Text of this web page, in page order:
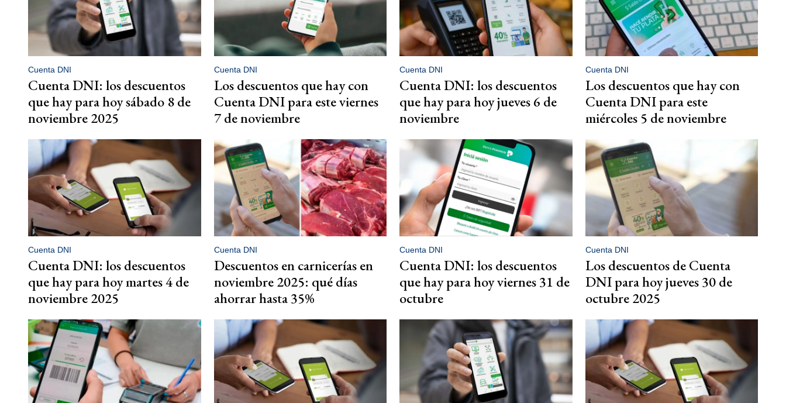
Cuenta DNI
Cuenta DNI: los descuentos
que hay para hoy sábado 8 de
noviembre 2025
Cuenta DNI
Los descuentos que hay con
Cuenta DNI para este viernes
7 de noviembre
Cuenta DNI
Cuenta DNI: los descuentos
que hay para hoy jueves 6 de
noviembre
Cuenta DNI
Los descuentos que hay con
Cuenta DNI para este
miércoles 5 de noviembre
Cuenta DNI
Cuenta DNI: los descuentos
que hay para hoy martes 4 de
noviembre 2025
Cuenta DNI
Descuentos en carnicerías en
noviembre 2025: qué días
ahorrar hasta 35%
Cuenta DNI
Cuenta DNI: los descuentos
que hay para hoy viernes 31 de
octubre
Cuenta DNI
Los descuentos de Cuenta
DNI para hoy jueves 30 de
octubre 2025